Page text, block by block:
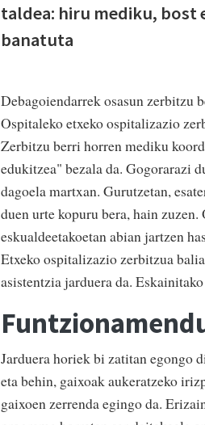
taldea: hiru mediku, bost
banatuta
Debagoiendarrek osasun zerbitzu
Ospitaleko etxeko ospitalizazio
Zerbitzu berri horren mediku
edukitzea" bezala da. Gogorarazi
dagoela martxan. Gurutzetan,
duen urte kopuru bera, hain
eskualdeetakoetan abian jartzen
Etxeko ospitalizazio zerbitzua
asistentzia jarduera da.
Jarduera horiek bi zatitan egongo
eta behin, gaixoak aukeratzeko
gaixoen zerrenda egingo da.